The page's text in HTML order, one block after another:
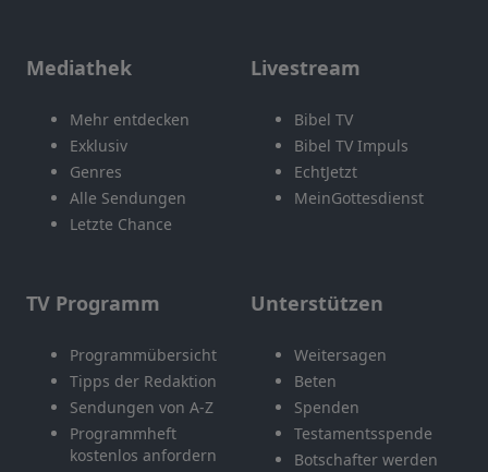
Mediathek
Mehr entdecken
Exklusiv
Genres
Alle Sendungen
Letzte Chance
Livestream
Bibel TV
Bibel TV Impuls
EchtJetzt
MeinGottesdienst
TV Programm
Programmübersicht
Tipps der Redaktion
Sendungen von A-Z
Programmheft
kostenlos anfordern
Unterstützen
Weitersagen
Beten
Spenden
Testamentsspende
Botschafter werden